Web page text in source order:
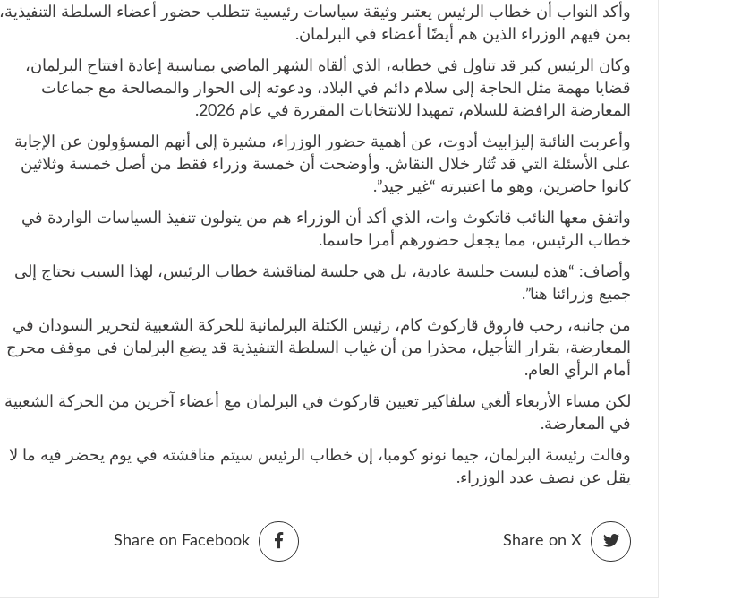
وأكد النواب أن خطاب الرئيس يعتبر وثيقة سياسات رئيسية تتطلب حضور أعضاء السلطة التنفيذية،
بمن فيهم الوزراء الذين هم أيضًا أعضاء في البرلمان.
وكان الرئيس كير قد تناول في خطابه، الذي ألقاه الشهر الماضي بمناسبة إعادة افتتاح البرلمان،
قضايا مهمة مثل الحاجة إلى سلام دائم في البلاد، ودعوته إلى الحوار والمصالحة مع جماعات
المعارضة الرافضة للسلام، تمهيدا للانتخابات المقررة في عام 2026.
وأعربت النائبة إليزابيث أدوت، عن أهمية حضور الوزراء، مشيرة إلى أنهم المسؤولون عن الإجابة
على الأسئلة التي قد تُثار خلال النقاش. وأوضحت أن خمسة وزراء فقط من أصل خمسة وثلاثين
كانوا حاضرين، وهو ما اعتبرته “غير جيد”.
واتفق معها النائب قاتكوث وات، الذي أكد أن الوزراء هم من يتولون تنفيذ السياسات الواردة في
خطاب الرئيس، مما يجعل حضورهم أمرا حاسما.
وأضاف: “هذه ليست جلسة عادية، بل هي جلسة لمناقشة خطاب الرئيس، لهذا السبب نحتاج إلى
جميع وزرائنا هنا”.
من جانبه، رحب فاروق قاركوث كام، رئيس الكتلة البرلمانية للحركة الشعبية لتحرير السودان في
المعارضة، بقرار التأجيل، محذرا من أن غياب السلطة التنفيذية قد يضع البرلمان في موقف محرج
أمام الرأي العام.
لكن مساء الأربعاء ألغي سلفاكير تعيين قاركوث في البرلمان مع أعضاء آخرين من الحركة الشعبية
في المعارضة.
وقالت رئيسة البرلمان، جيما نونو كومبا، إن خطاب الرئيس سيتم مناقشته في يوم يحضر فيه ما لا
يقل عن نصف عدد الوزراء.
Share on Facebook Share on X